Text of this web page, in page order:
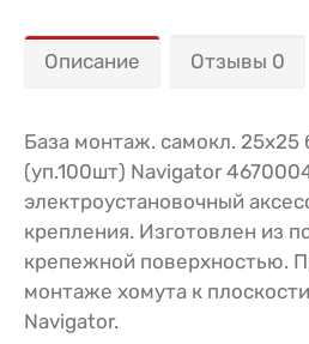
Описание Отзывы 0
База монтаж. самокл. 25х25
(уп.100шт) Navigator
электроустановочный
крепления. Изготовлен из
крепежной поверхностью.
монтаже хомута к
Navigator.